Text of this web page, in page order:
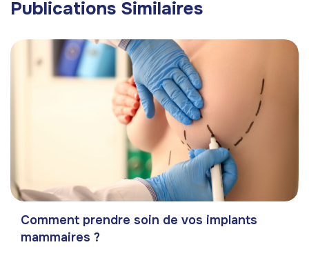
Publications Similaires
Comment prendre soin de vos implants
mammaires ?